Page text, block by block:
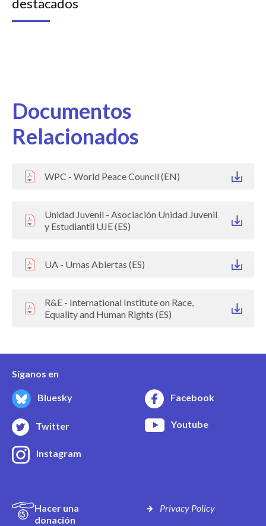
Documentos
Relacionados
WPC - World Peace Council (EN)
Unidad Juvenil - Asociación Unidad Juvenil
y Estudiantil UJE (ES)
UA - Urnas Abiertas (ES)
R&E - International Institute on Race,
Equality and Human Rights (ES)
Síganos en
Bluesky Facebook
Twitter Youtube
Instagram
Hacer una
donación
Privacy Policy